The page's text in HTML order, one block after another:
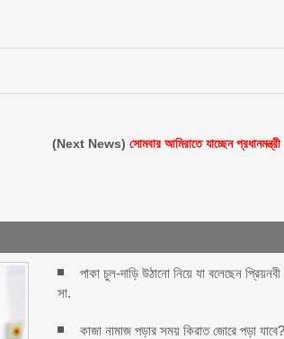
(Next News)সোমবার আমিরাতে যাচ্ছেন প্রধানমন্ত্রী
পাকা চুল-দাড়ি উঠানো নিয়ে যা বলেছেন প্রিয়নবী
সা.
কাজা নামাজ পড়ার সময় কিরাত জোরে পড়া